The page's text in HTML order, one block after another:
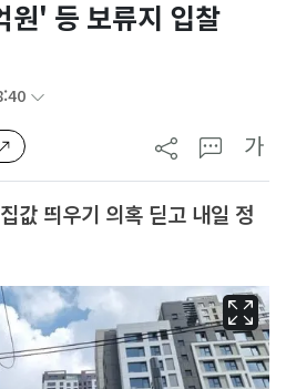
' 등 보류지 입찰
가
값 띄우기 의혹 딛고 내일 정